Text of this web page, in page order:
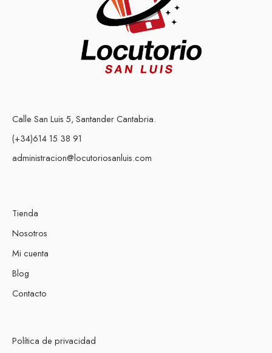
Calle San Luis 5, Santander Cantabria.
(+34)614 15 38 91
administracion@locutoriosanluis.com
Tienda
Nosotros
Mi cuenta
Blog
Contacto
Política de privacidad